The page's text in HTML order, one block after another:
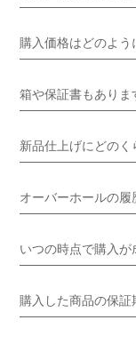
購入価格はどのよう
箱や保証書もありま
新品仕上げにどのく
オーバーホールの履
いつの時点で購入が
購入した商品の保証